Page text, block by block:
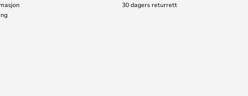
30 dagers returrett